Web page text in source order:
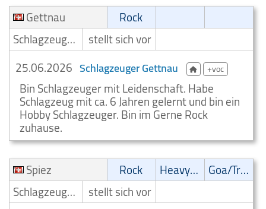
Gettnau
Rock
Schlagzeuger/Drummer
stellt sich vor
25.06.2026 Schlagzeuger Gettnau +voc
Bin Schlagzeuger mit Leidenschaft. Habe
Schlagzeug mit ca. 6 Jahren gelernt und bin ein
Hobby Schlagzeuger. Bin im Gerne Rock
zuhause.
Spiez
Rock Heavy-Metal
Goa/Trip-Hop
Schlagzeuger/Drummer
stellt sich vor